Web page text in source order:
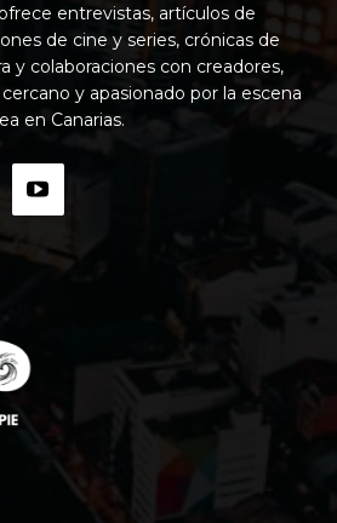
entrevistas, artículos de
de cine y series, crónicas de
y colaboraciones con creadores,
y apasionado por la escena
en Canarias.